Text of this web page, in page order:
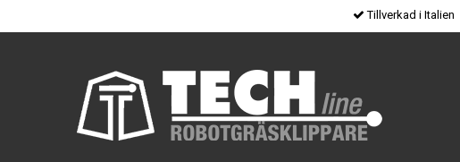
Tillverkad i Italien